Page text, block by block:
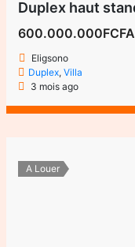
600.000.000FCFA
Eligsono
Duplex,Villa
3 mois ago
A Louer